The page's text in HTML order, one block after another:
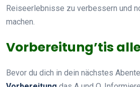
Reiseerlebnisse zu verbessern und
machen.
Vorbereitung’tis
Bevor du dich in dein nächstes